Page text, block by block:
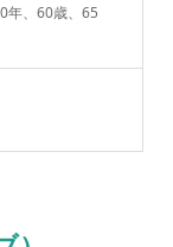
年、60歳、65